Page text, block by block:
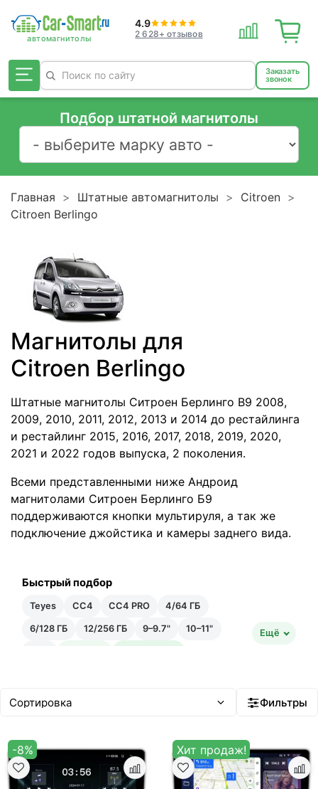
4.9
2 628+ отзывов
Заказать
звонок
Подбор штатной магнитолы
Главная Штатные автомагнитолы
Citroen
Citroen Berlingo
Магнитолы для
Citroen Berlingo
Штатные магнитолы Ситроен Берлинго В9 2008,
2009, 2010, 2011, 2012, 2013 и 2014 до рестайлинга
и рестайлинг 2015, 2016, 2017, 2018, 2019, 2020,
2021 и 2022 годов выпуска, 2 поколения.
Всеми представленными ниже Андроид
магнитолами Ситроен Берлинго Б9
поддерживаются кнопки мультируля, а так же
подключение джойстика и камеры заднего вида.
Быстрый подбор
Teyes CC4 CC4 PRO 4/64 ГБ
6/128 ГБ 12/256 ГБ 9–9.7" 10–11" Ещё
Фильтры
-8% Хит продаж!